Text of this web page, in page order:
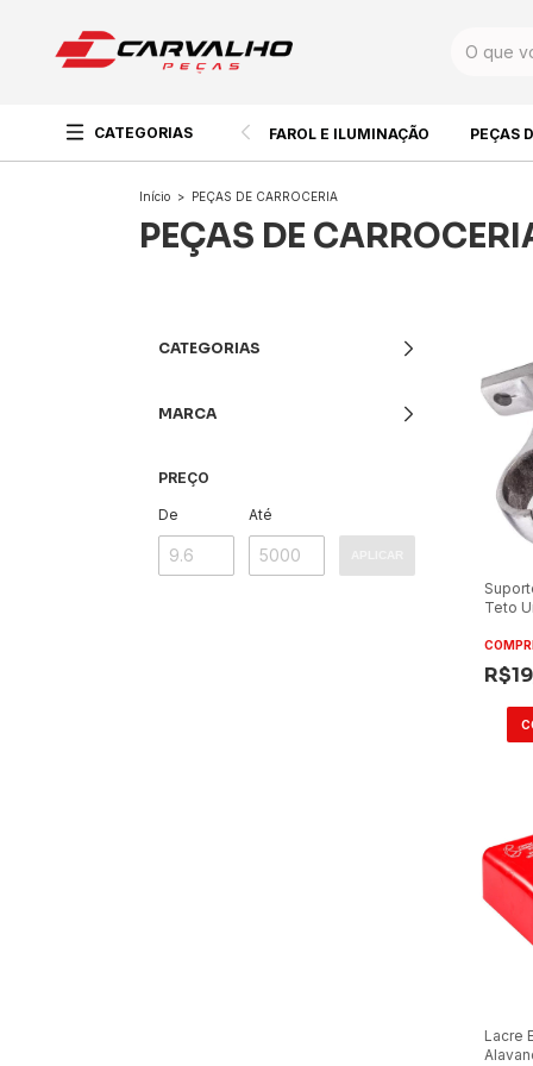
CATEGORIAS FAROL E ILUMINAÇÃO PEÇAS
Início > PEÇAS DE CARROCERIA
PEÇAS DE
CATEGORIAS
MARCA
PREÇO
De Até
Teto
Lacre